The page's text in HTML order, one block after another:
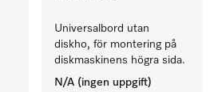
Universalbord utan
diskho, för montering på
diskmaskinens högra sida.
N/A (ingen uppgift)